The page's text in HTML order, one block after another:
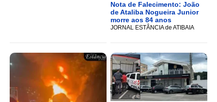
Nota de Falecimento: João
de Ataliba Nogueira Junior
morre aos 84 anos
JORNAL ESTÂNCIA de ATIBAIA